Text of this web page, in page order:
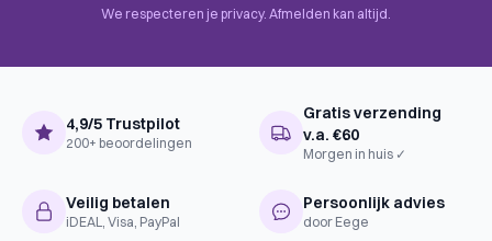
We respecteren je privacy. Afmelden kan altijd.
4,9/5 Trustpilot
200+ beoordelingen
Gratis verzending
v.a. €60
Morgen in huis ✓
Veilig betalen
iDEAL, Visa, PayPal
Persoonlijk advies
door Eege